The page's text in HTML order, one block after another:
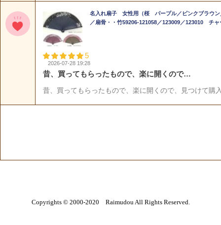
Copyrights © 2000-2020 Raimudou All Rights Reserved.